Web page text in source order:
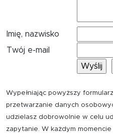
Imię, nazwisko
Twój e-mail
Wypełniając powyższy
przetwarzanie danych
udzielasz dobrowolnie w celu
zapytanie. W każdym